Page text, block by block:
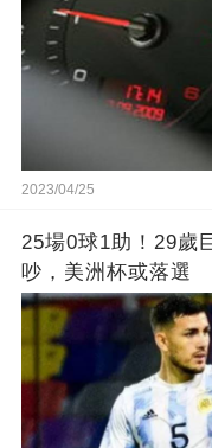
2023/04/25
25場0球1助！29歲
吵，美洲杯或落選